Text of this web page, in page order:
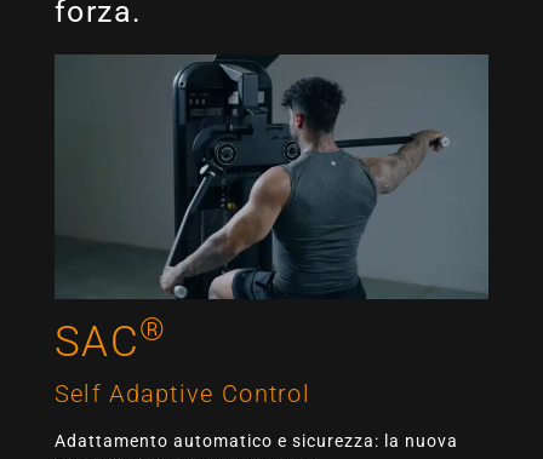
forza.
SAC®
Self Adaptive Control
Adattamento automatico e sicurezza: la nuova